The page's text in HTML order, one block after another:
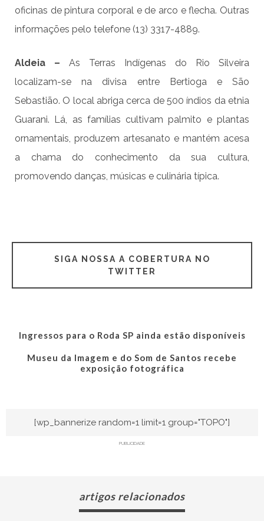
oficinas de pintura corporal e de arco e flecha. Outras
informações pelo telefone (13) 3317-4889.
Aldeia – As Terras Indígenas do Rio Silveira
localizam-se na divisa entre Bertioga e São
Sebastião. O local abriga cerca de 500 índios da etnia
Guarani. Lá, as famílias cultivam palmito e plantas
ornamentais, produzem artesanato e mantém acesa
a chama do conhecimento da sua cultura,
promovendo danças, músicas e culinária típica.
SIGA NOSSA A COBERTURA NO
TWITTER
Ingressos para o Roda SP ainda estão disponíveis
Museu da Imagem e do Som de Santos recebe
exposição fotográfica
[wp_bannerize random=1 limit=1 group="TOPO"]
PUBLICIDADE
artigos relacionados